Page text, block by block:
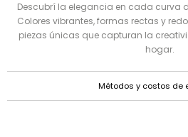
Descubrí la elegancia en cada curva
Colores vibrantes, formas rectas y
piezas únicas que capturan la
hogar.
Métodos y costos de
ENVIAR